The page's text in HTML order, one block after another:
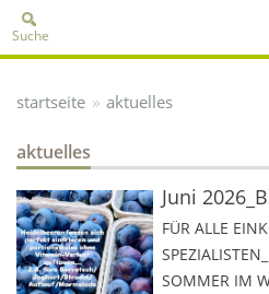
Suche
startseite » aktuelles
aktuelles
Juni
FÜR ALLE
SOMMER IM